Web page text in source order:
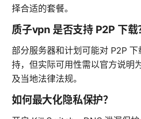
择合适的套餐。
质子vpn 是否支持 P2P 下载
部分服务器和计划可能对 P2P 下
持，但实际可用性需以官方说明
及当地法律法规。
如何最大化隐私保护？